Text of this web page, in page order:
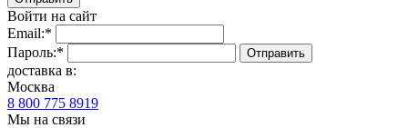
Войти на сайт
Email:*
Пароль:*
доставка в:
Москва
8 800 775 8919
Мы на связи